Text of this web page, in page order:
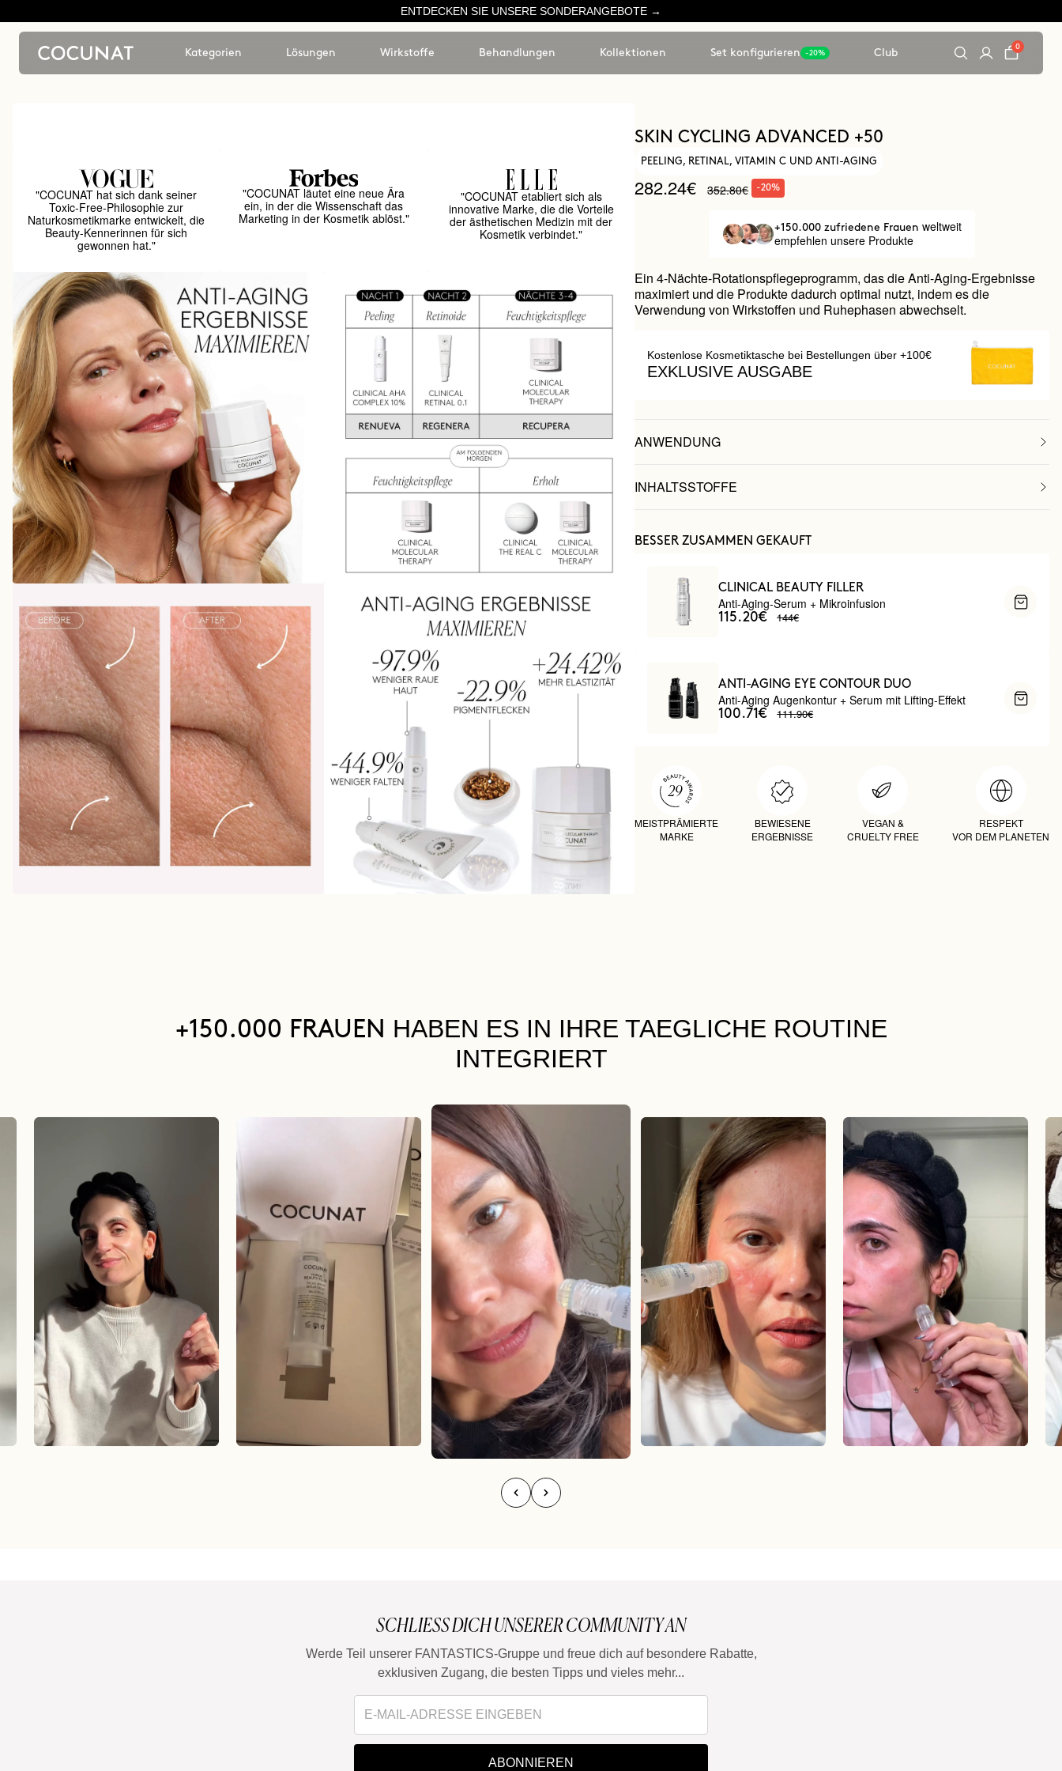
ENTDECKEN SIE UNSERE SONDERANGEBOTE →
Kategorien Lösungen Wirkstoffe Behandlungen Kollektionen Set konfigurieren -20% Club
0
"COCUNAT hat sich dank seiner
Toxic-Free-Philosophie zur
Naturkosmetikmarke entwickelt, die
Beauty-Kennerinnen für sich
gewonnen hat."
"COCUNAT läutet eine neue Ära
ein, in der die Wissenschaft das
Marketing in der Kosmetik ablöst."
"COCUNAT etabliert sich als
innovative Marke, die die Vorteile
der ästhetischen Medizin mit der
Kosmetik verbindet."
SKIN CYCLING ADVANCED +50
PEELING, RETINAL, VITAMIN C UND ANTI-AGING
282.24€ 352.80€ -20%
+150.000 zufriedene Frauenweltweit
empfehlen unsere Produkte
Ein 4-Nächte-Rotationspflegeprogramm, das die Anti-Aging-Ergebnisse
maximiert und die Produkte dadurch optimal nutzt, indem es die
Verwendung von Wirkstoffen und Ruhephasen abwechselt.
Kostenlose Kosmetiktasche bei Bestellungen über +100€
EXKLUSIVE AUSGABE
ANWENDUNG
INHALTSSTOFFE
BESSER ZUSAMMEN GEKAUFT
CLINICAL BEAUTY FILLER
Anti-Aging-Serum + Mikroinfusion
115.20€ 144€
ANTI-AGING EYE CONTOUR DUO
Anti-Aging Augenkontur + Serum mit Lifting-Effekt
100.71€ 111.90€
MEISTPRÄMIERTE
MARKE
BEWIESENE
ERGEBNISSE
VEGAN &
CRUELTY FREE
RESPEKT
VOR DEM PLANETEN
+150.000 FRAUEN HABEN ES IN IHRE TAEGLICHE ROUTINE
INTEGRIERT
SCHLIESS DICH UNSERER COMMUNITY AN
Werde Teil unserer FANTASTICS-Gruppe und freue dich auf besondere Rabatte,
exklusiven Zugang, die besten Tipps und vieles mehr...
ABONNIEREN